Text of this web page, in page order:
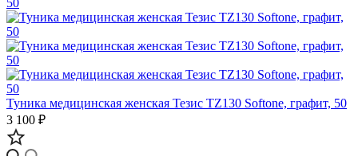
Туника медицинская женская Тезис TZ130 Softone, графит, 50
3 100 ₽